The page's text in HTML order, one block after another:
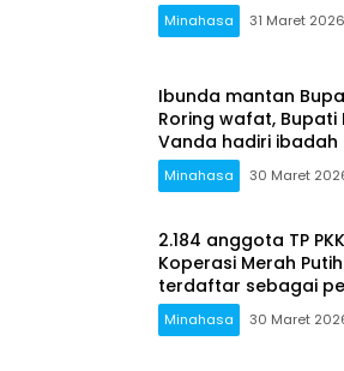
Minahasa 31 Maret 2026
Ibunda mantan
Roring wafat, Bupati
Vanda hadiri ibadah
Minahasa 30 Maret
2.184 anggota TP
Koperasi Merah
terdaftar sebagai
Ketenegakerjaan
Minahasa 30 Maret